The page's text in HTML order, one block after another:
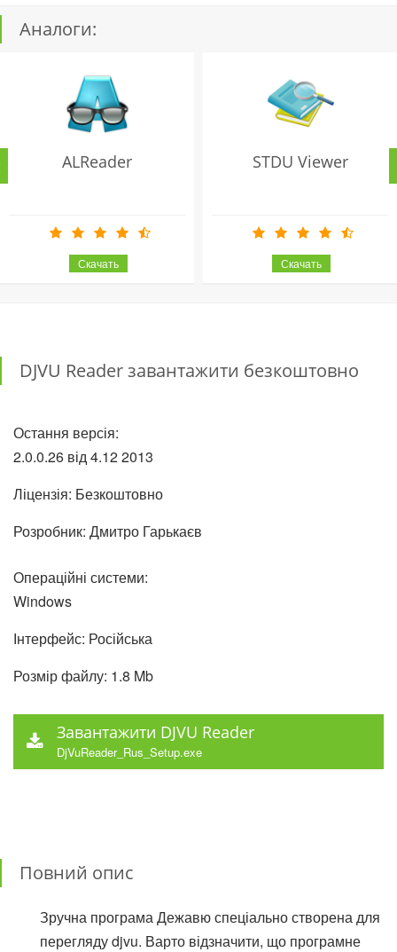
Аналоги:
ALReader STDU Viewer
DJVU Reader завантажити безкоштовно
Остання версія:
2.0.0.26 від4.122013
Ліцензія: Безкоштовно
Розробник: Дмитро Гарькаєв
Операційні системи:
Windows
Інтерфейс: Російська
Розмір файлу: 1.8 Mb
Завантажити DJVU Reader
DjVuReader_Rus_Setup.exe
Повний опис
Зручна програма Дежавю спеціально створена для
перегляду djvu. Варто відзначити, що програмне